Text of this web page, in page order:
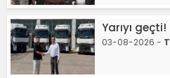
Yarıyı geçti!
03-08-2026 -